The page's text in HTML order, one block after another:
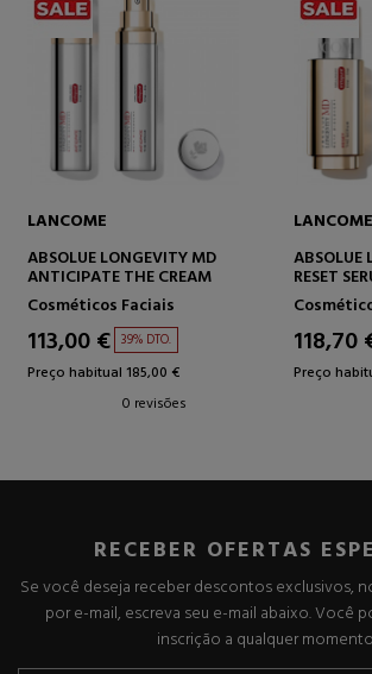
LANCOME
ABSOLUE LONGEVITY MD
ANTICIPATE THE CREAM
Cosméticos Faciais
113,00 € 39% DTO.
Preço habitual 185,00 €
0 revisões
LANCOME
ABSOLUE
RESET
118,70
Preço
RECEBER OFERTAS
Se você deseja receber descontos exclusivos,
por e-mail, escreva seu e-mail abaixo. Você
inscrição a qualquer